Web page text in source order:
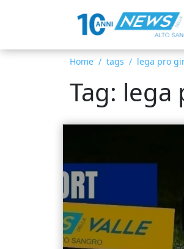
Home tags lega pro
Tag: